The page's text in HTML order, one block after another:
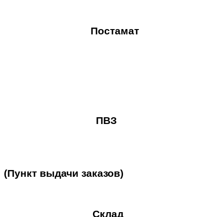
Постамат
ПВЗ
(Пункт выдачи заказов)
Склад